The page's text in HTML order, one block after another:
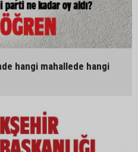
hangi mahallede hangi